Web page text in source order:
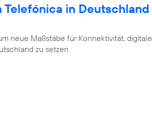
in Deutschland
neue Maßstäbe für Konnektivität, digitale
zu setzen